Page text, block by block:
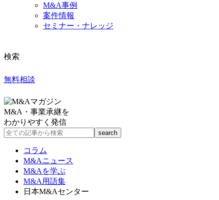
M&A事例
案件情報
セミナー・ナレッジ
検索
無料相談
M&A・事業承継を
わかりやすく発信
コラム
M&Aニュース
M&Aを学ぶ
M&A用語集
日本M&Aセンター